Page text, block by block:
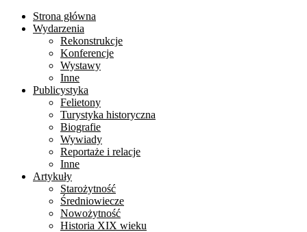
Strona główna
Wydarzenia
Rekonstrukcje
Konferencje
Wystawy
Inne
Publicystyka
Felietony
Turystyka historyczna
Biografie
Wywiady
Reportaże i relacje
Inne
Artykuły
Starożytność
Średniowiecze
Nowożytność
Historia XIX wieku